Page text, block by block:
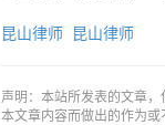
昆山律师 昆山律师
声明：本站所发表的文章
本文章内容而做出的作为或